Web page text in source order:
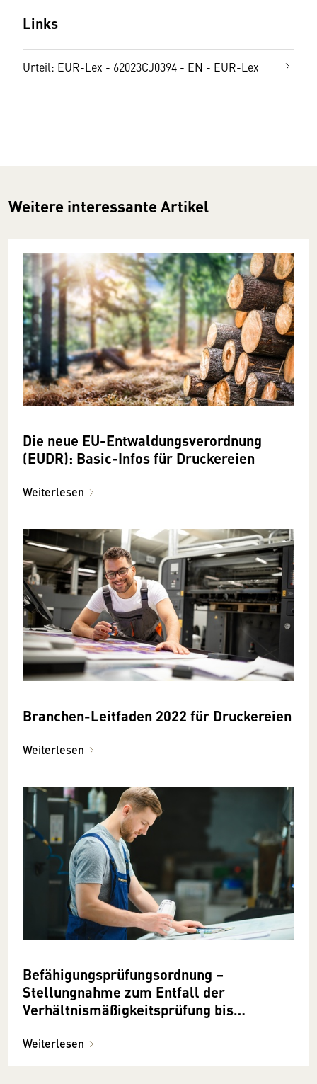
Links
Urteil: EUR-Lex - 62023CJ0394 - EN - EUR-Lex
Weitere interessante Artikel
Die neue EU-Entwaldungsverordnung
(EUDR): Basic-Infos für Druckereien
Weiterlesen
Branchen-Leitfaden 2022 für Druckereien
Weiterlesen
Befähigungsprüfungsordnung –
Stellungnahme zum Entfall der
Verhältnismäßigkeitsprüfung bis
Weiterlesen